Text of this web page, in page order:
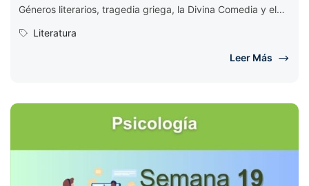
Géneros literarios, tragedia griega, la Divina Comedia y el
Literatura
Leer Más